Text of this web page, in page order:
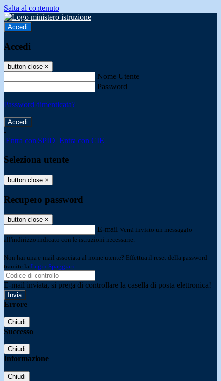
Salta al contenuto
Accedi
Accedi
button close ×
Nome Utente
Password
Password dimenticata?
-
Entra con SPID Entra con CIE
Seleziona utente
button close ×
Recupero password
button close ×
E-mail Verrà inviato un messaggio
all'indirizzo indicato con le istruzioni necessarie.
Non hai una e-mail associata al nome utente? Effettua il reset della password
tramite la Login Spaggiari
E-mail inviata, si prega di controllare la casella di posta elettronica!
Errore
Chiudi
Successo
Chiudi
Informazione
Chiudi